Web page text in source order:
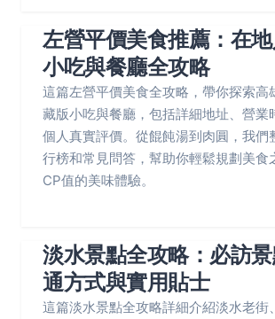
左營平價美食推薦：在
小吃與餐廳全攻略
這篇左營平價美食全攻略，帶你探索高
藏版小吃與餐廳，包括詳細地址、營業
個人真實評價。從餛飩湯到肉圓，我們
行榜和常見問答，幫助你輕鬆規劃美食
CP值的美味體驗。
淡水景點全攻略：必訪
通方式與實用貼士
這篇淡水景點全攻略詳細介紹淡水老街